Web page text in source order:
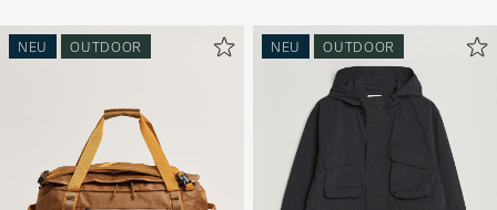
NEU OUTDOOR NEU OUTDOOR